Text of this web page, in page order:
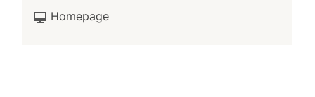
Homepage